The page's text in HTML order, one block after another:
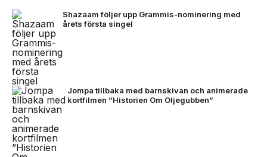
Shazaam följer upp Grammis-nominering med
årets första singel
Jompa tillbaka med barnskivan och animerade
kortfilmen ”Historien Om Oljegubben”